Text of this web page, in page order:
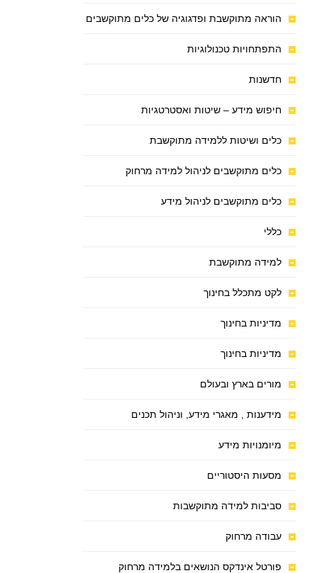
הוראה מתוקשבת ופדגוגיה של כלים מתוקשבים
התפתחויות טכנולוגיות
חדשנות
חיפוש מידע – שיטות ואסטרטגיות
כלים ושיטות ללמידה מתוקשבת
כלים מתוקשבים לניהול למידה מרחוק
כלים מתוקשבים לניהול מידע
כללי
למידה מתוקשבת
לקט מתכלל בחינוך
מדיניות בחינוך
מדיניות בחינוך
מורים בארץ ובעולם
מידענות , מאגרי מידע, וניהול תכנים
מיומנויות מידע
מסעות היסטוריים
סביבות למידה מתוקשבות
עבודה מרחוק
פורטל אינדקס הנושאים בלמידה מרחוק